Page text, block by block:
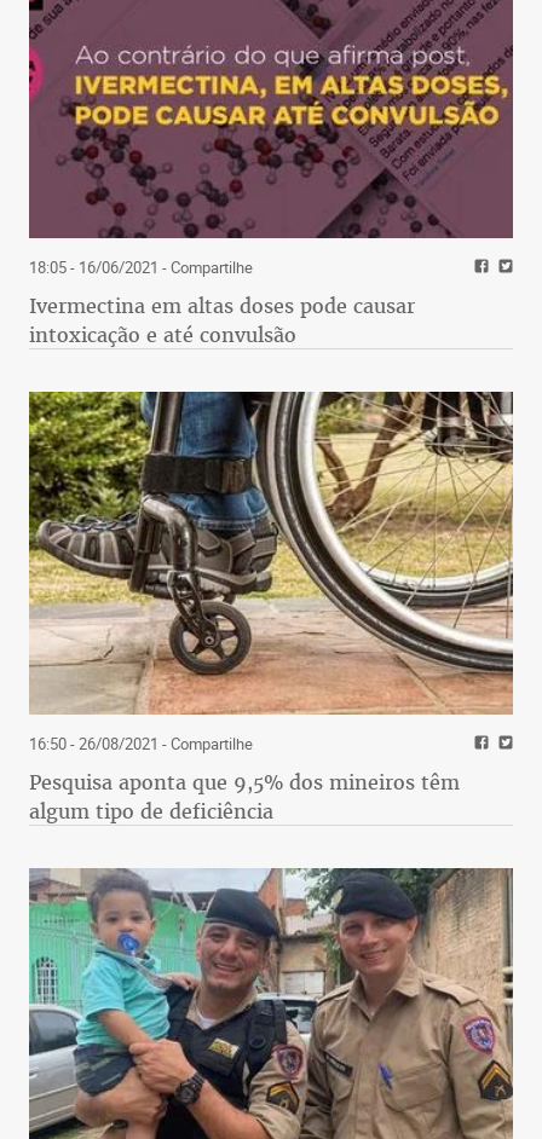
18:05 - 16/06/2021 - Compartilhe
Ivermectina em altas doses pode causar
intoxicação e até convulsão
16:50 - 26/08/2021 - Compartilhe
Pesquisa aponta que 9,5% dos mineiros têm
algum tipo de deficiência